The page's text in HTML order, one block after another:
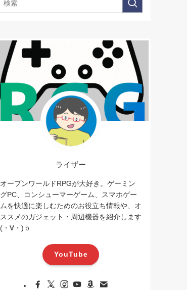
ライザー
オープンワールドRPGが大好き。ゲーミン
グPC、コンシューマーゲーム、スマホゲー
ムを快適に楽しむためのお役立ち情報や、オ
ススメのガジェット・周辺機器を紹介します
(・∀・)ｂ
YouTube